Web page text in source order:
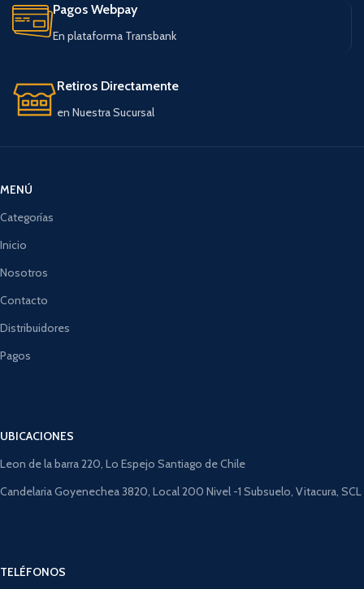
Pagos Webpay
En plataforma Transbank
Retiros Directamente
en Nuestra Sucursal
MENÚ
Categorías
Inicio
Nosotros
Contacto
Distribuidores
Pagos
UBICACIONES
Leon de la barra 220, Lo Espejo Santiago de Chile
Candelaria Goyenechea 3820, Local 200 Nivel -1 Subsuelo, Vitacura, SCL
TELÉFONOS